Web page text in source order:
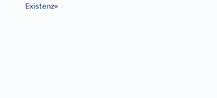
Existenz«